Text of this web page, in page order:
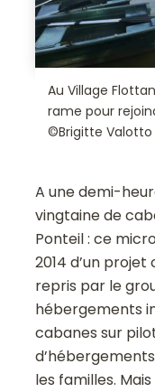
Au Village
rame pour
©Brigitte Valotto
A une demi-
vingtaine de
Ponteil : ce
2014 d’un
repris par le
hébergements
cabanes sur
les familles.